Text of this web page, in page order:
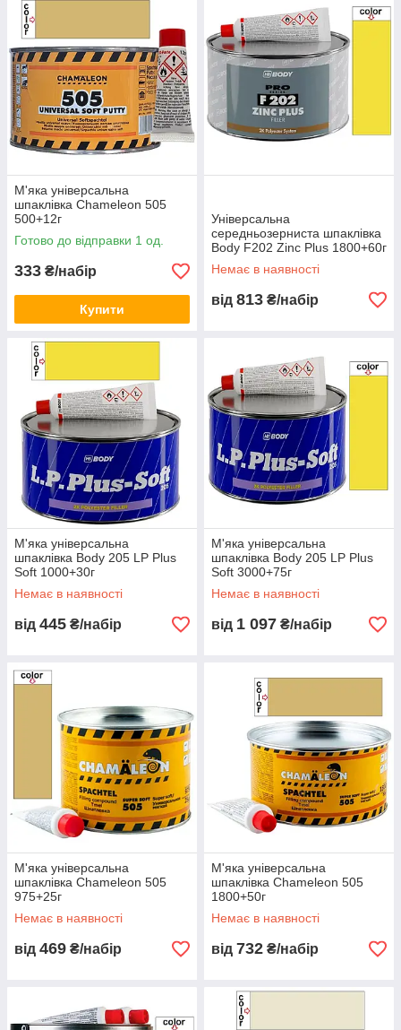
М'яка універсальна
шпаклівка Chameleon 505
500+12г
Готово до відправки 1 од.
333 ₴/набір
Купити
Універсальна
середньозерниста шпаклівка
Body F202 Zinc Plus 1800+60г
Немає в наявності
від 813 ₴/набір
М'яка універсальна
шпаклівка Body 205 LP Plus
Soft 1000+30г
Немає в наявності
від 445 ₴/набір
М'яка універсальна
шпаклівка Body 205 LP Plus
Soft 3000+75г
Немає в наявності
від 1 097 ₴/набір
М'яка універсальна
шпаклівка Chameleon 505
975+25г
Немає в наявності
від 469 ₴/набір
М'яка універсальна
шпаклівка Chameleon 505
1800+50г
Немає в наявності
від 732 ₴/набір